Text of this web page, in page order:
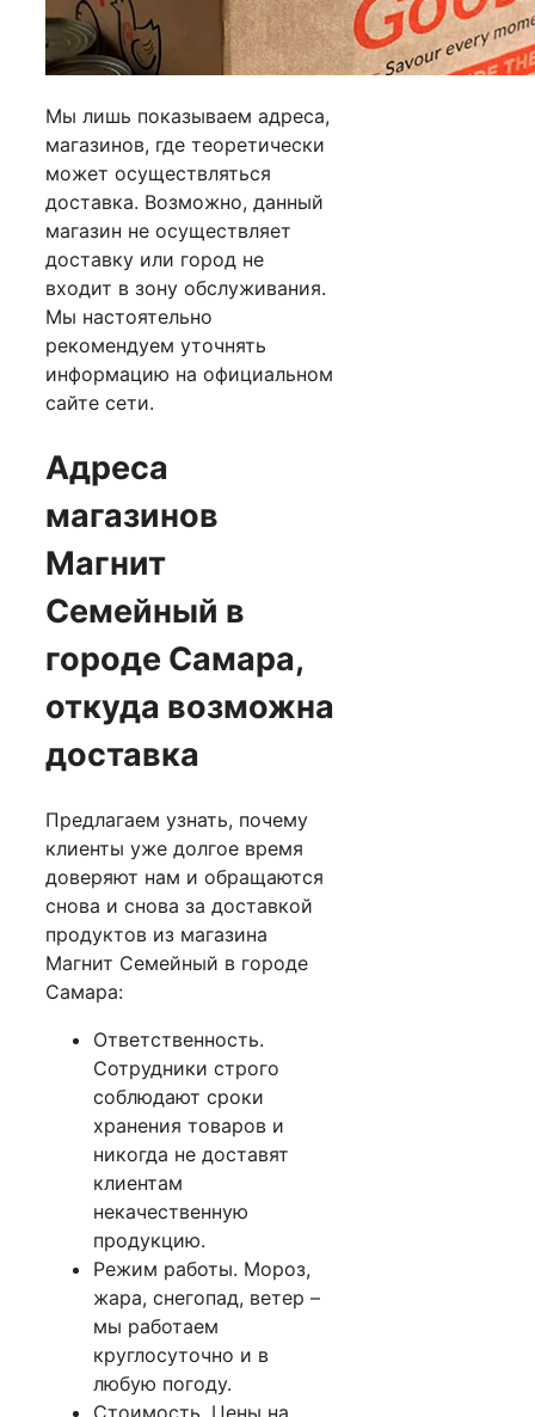
Мы лишь показываем адреса,
магазинов, где теоретически
может осуществляться
доставка. Возможно, данный
магазин не осуществляет
доставку или город не
входит в зону обслуживания.
Мы настоятельно
рекомендуем уточнять
информацию на официальном
сайте сети.
Адреса
магазинов
Магнит
Семейный в
городе Самара,
откуда возможна
доставка
Предлагаем узнать, почему
клиенты уже долгое время
доверяют нам и обращаются
снова и снова за доставкой
продуктов из магазина
Магнит Семейный в городе
Самара:
Ответственность.
Сотрудники строго
соблюдают сроки
хранения товаров и
никогда не доставят
клиентам
некачественную
продукцию.
Режим работы. Мороз,
жара, снегопад, ветер –
мы работаем
круглосуточно и в
любую погоду.